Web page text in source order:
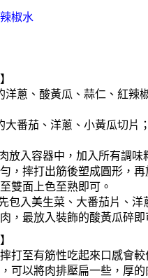
椒水
洋蔥、酸黃瓜、蒜仁、紅辣
大番茄、洋蔥、小黃瓜切片
放入容器中，加入所有調味
，摔打出筋後塑成圓形，
雙面上色至熟即可。
包入美生菜、大番茄片、洋
，最放入裝飾的酸黃瓜碎即
打至有筋性吃起來口感會
可以將肉排壓扁一些，厚